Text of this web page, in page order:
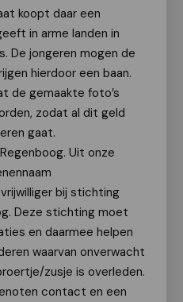
koopt daar een
in arme landen in
De jongeren mogen de
hierdoor een baan.
de gemaakte foto’s
zodat al dit geld
gaat.
Uit onze
bij stichting
Deze stichting moet
en daarmee helpen
waarvan onverwacht
zusje is overleden.
contact en een